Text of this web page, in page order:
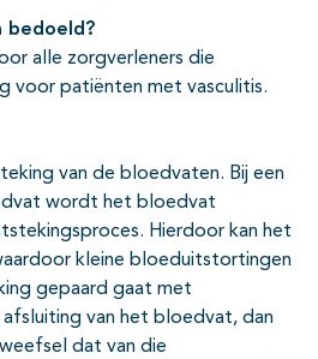
bedoeld?
alle zorgverleners die
voor patiënten met vasculitis.
van de bloedvaten. Bij een
wordt het bloedvat
Hierdoor kan het
kleine bloeduitstortingen
gepaard gaat met
van het bloedvat, dan
dat van die